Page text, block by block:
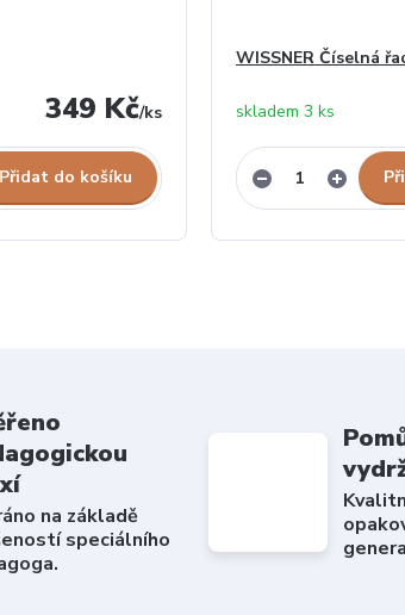
349 Kč/ks
Přidat do košíku
WISSNER Číselná
skladem 3 ks
na základě
speciálního